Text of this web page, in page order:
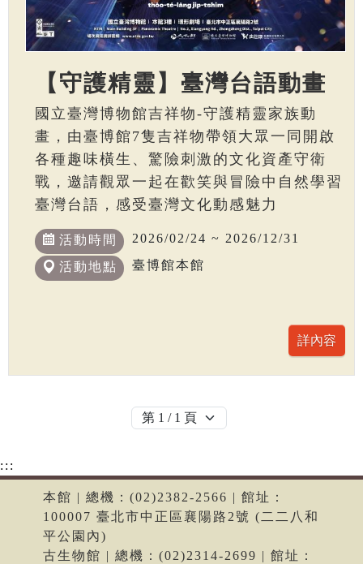
【守護精靈】臺灣台語動畫
國立臺灣博物館吉祥物-守護精靈家族動
畫，由臺博館7隻吉祥物帶領大眾一同開啟
各種趣味橫生、驚險刺激的文化資產守衛
戰，邀請觀眾一起在歡笑與冒險中自然學習
臺灣台語，感受臺灣文化動感魅力
活動時間 2026/02/24 ~ 2026/12/31
活動地點 臺博館本館
:::
本館 | 總機：(02)2382-2566 | 館址：
100007 臺北市中正區襄陽路2號 (二二八和
平公園內)
古生物館 | 總機：(02)2314-2699 | 館址：